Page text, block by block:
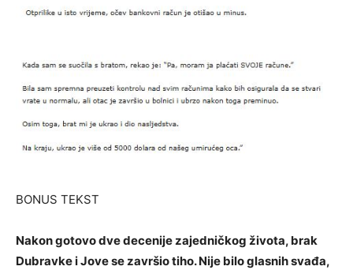
BONUS TEKST
Nakon gotovo dve decenije zajedničkog života, brak
Dubravke i Jove se završio tiho. Nije bilo glasnih svađa,